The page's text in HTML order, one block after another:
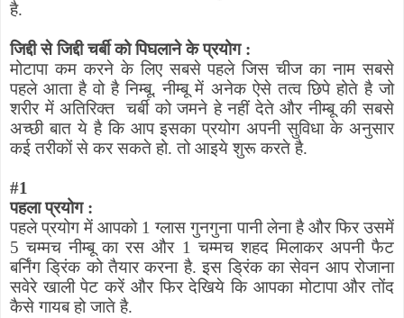
है.
जिद्दी से जिद्दी चर्बी को पिघलाने के प्रयोग :
मोटापा कम करने के लिए सबसे पहले जिस चीज का नाम सबसे
पहले आता है वो है निम्बू. नीम्बू में अनेक ऐसे तत्व छिपे होते है जो
शरीर में अतिरिक्त
चर्बी को जमने हे नहीं देते और नीम्बू की सबसे
अच्छी बात ये है कि आप इसका प्रयोग अपनी सुविधा के अनुसार
कई तरीकों से कर सकते हो. तो आइये शुरू करते है.
#1
पहला प्रयोग :
पहले प्रयोग में आपको 1 ग्लास गुनगुना पानी लेना है और फिर उसमें
5 चम्मच नीम्बू का रस और 1 चम्मच शहद मिलाकर अपनी फैट
बर्निंग ड्रिंक को तैयार करना है. इस ड्रिंक का सेवन आप रोजाना
सवेरे खाली पेट करें और फिर देखिये कि आपका मोटापा और तोंद
कैसे गायब हो जाते है.